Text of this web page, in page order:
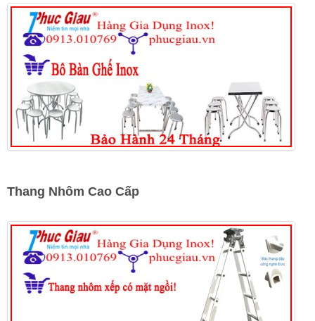
Thang Nhôm Cao Cấp